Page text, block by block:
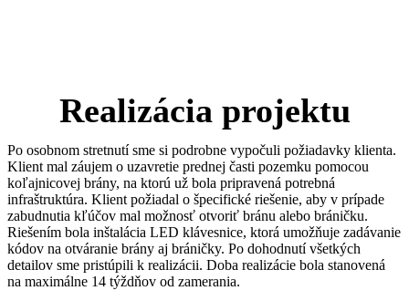
Realizácia projektu
Po osobnom stretnutí sme si podrobne vypočuli požiadavky klienta.
Klient mal záujem o uzavretie prednej časti pozemku pomocou
koľajnicovej brány, na ktorú už bola pripravená potrebná
infraštruktúra. Klient požiadal o špecifické riešenie, aby v prípade
zabudnutia kľúčov mal možnosť otvoriť bránu alebo bráničku.
Riešením bola inštalácia LED klávesnice, ktorá umožňuje zadávanie
kódov na otváranie brány aj bráničky. Po dohodnutí všetkých
detailov sme pristúpili k realizácii. Doba realizácie bola stanovená
na maximálne 14 týždňov od zamerania.